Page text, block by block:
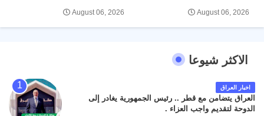
August 06, 2026
August 06, 2026
الاكثر شيوعا
اخبار العراق
العراق يتضامن مع قطر .. رئيس الجمهورية يغادر إلى
الدوحة لتقديم واجب العزاء .